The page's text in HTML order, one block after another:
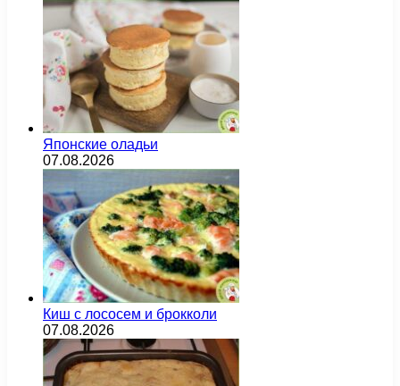
Японские оладьи
07.08.2026
Киш с лососем и брокколи
07.08.2026